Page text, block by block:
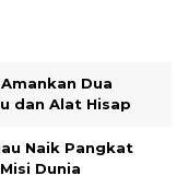
Dua
dan Alat Hisap
Naik Pangkat
Dunia